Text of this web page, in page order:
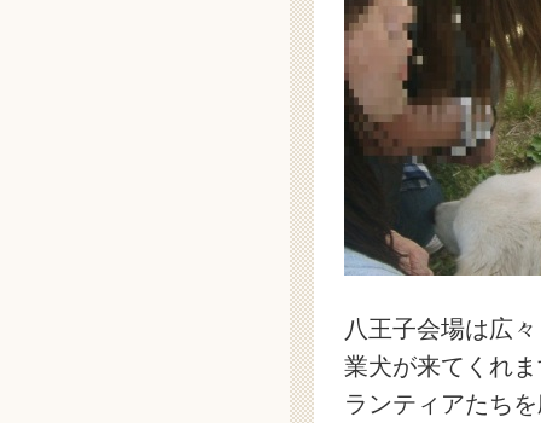
八王子会場は広
業犬が来てくれ
ランティアたち